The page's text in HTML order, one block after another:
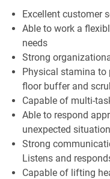
Excellent customer
Able to work a
needs
Strong
Physical stamina to
floor buffer and
Capable of multi-
Able to respond
unexpected
Strong
Listens and
Capable of lifting